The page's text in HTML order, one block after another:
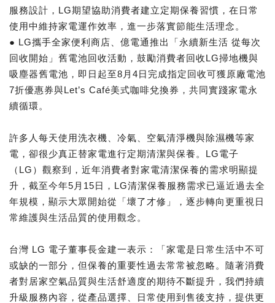
服務設計，LG期望協助消費者建立定期保養習慣，在日常
使用中維持家電運作效率，進一步落實節能生活理念。
● LG攜手全家便利商店、億電通推出「永續新生活 從每次
回收開始」舊電池回收活動，鼓勵消費者回收LG掃地機與
吸塵器舊電池，即日起至8月4日完成指定回收可獲原廠電池
7折優惠券與Let’s Café美式咖啡兌換券，共同實踐家電永
續循環。
許多人每天使用洗衣機、冷氣、空氣清淨機與除濕機等家
電，卻很少真正替家電進行定期清潔與保養。LG電子
（LG）觀察到，近年消費者對家電清潔保養的需求明顯提
升，截至今年5月15日，LG清潔保養服務需求已逼近過去全
年規模，顯示大眾開始從「壞了才修」，逐步轉向更重視日
常維護與生活品質的使用觀念。
台灣 LG 電子董事長金建一表示：「家電是日常生活中不可
或缺的一部分，但保養的重要性過去常常被忽略。隨著消費
者對居家空氣品質與生活舒適度的期待不斷提升，我們持續
升級服務內容，從產品選擇、日常使用到售後支持，提供更